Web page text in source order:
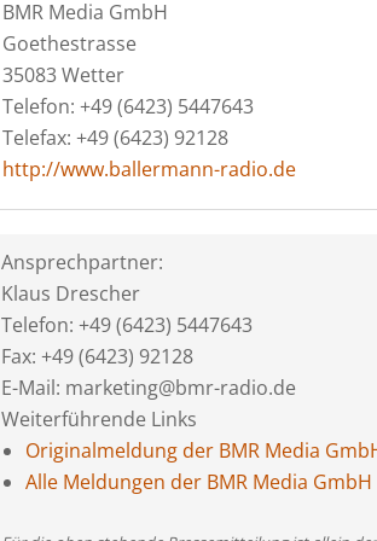
BMR Media GmbH
Goethestrasse
35083 Wetter
Telefon: +49 (6423) 5447643
Telefax: +49 (6423) 92128
http://www.ballermann-radio.de
Ansprechpartner:
Klaus Drescher
Telefon: +49 (6423) 5447643
Fax: +49 (6423) 92128
E-Mail: marketing@bmr-radio.de
Weiterführende Links
Originalmeldung der BMR Media
Alle Meldungen der BMR Media GmbH